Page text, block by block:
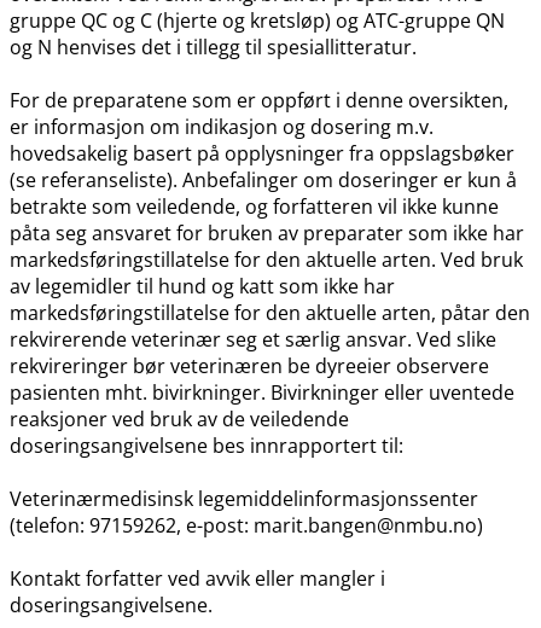
gruppe QC og C (hjerte og kretsløp) og ATC-gruppe QN
og N henvises det i tillegg til spesiallitteratur.
For de preparatene som er oppført i denne oversikten,
er informasjon om indikasjon og dosering m.v.
hovedsakelig basert på opplysninger fra oppslagsbøker
(se referanseliste). Anbefalinger om doseringer er kun å
betrakte som veiledende, og forfatteren vil ikke kunne
påta seg ansvaret for bruken av preparater som ikke har
markedsføringstillatelse for den aktuelle arten. Ved bruk
av legemidler til hund og katt som ikke har
markedsføringstillatelse for den aktuelle arten, påtar den
rekvirerende veterinær seg et særlig ansvar. Ved slike
rekvireringer bør veterinæren be dyreeier observere
pasienten mht. bivirkninger. Bivirkninger eller uventede
reaksjoner ved bruk av de veiledende
doseringsangivelsene bes innrapportert til:
Veterinærmedisinsk legemiddelinformasjonssenter
(telefon: 97159262, e-post: marit.bangen@nmbu.no)
Kontakt forfatter ved avvik eller mangler i
doseringsangivelsene.